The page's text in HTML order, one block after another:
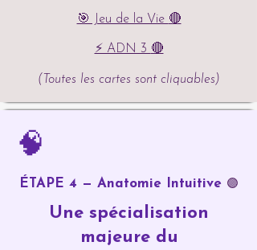
🎯 Jeu de la Vie 🔴
⚡ ADN 3 🔴
(Toutes les cartes sont cliquables)
🧠
ÉTAPE 4 — Anatomie Intuitive 🟣
Une spécialisation
majeure du